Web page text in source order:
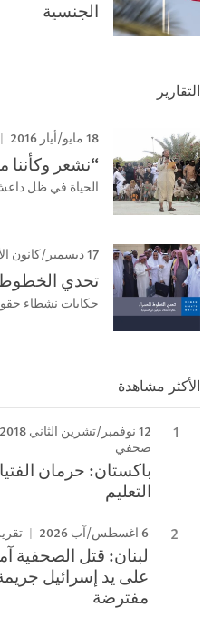
الجنسية
التقارير
18 مايو/أيار 2016
“نشعر وكأننا
الحياة في ظل
17 ديسمبر/كانون الأول 2013
تحدي الخطوط
حكايات نشطاء
الأكثر مشاهدة
12 نوفمبر/تشرين الثاني 2018
صحفي
باكستان: حرمان
التعليم
6 اغسطس/آب 2026
لبنان: قتل الصحفية
على يد إسرائيل
مفترضة